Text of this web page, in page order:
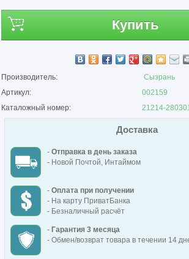
Купить
Производитель:
Сызрань
Артикул:
002159
Каталожный номер:
21214-
Доставка
- Отправка в день заказа
- Новой Почтой, Интаймом
- Оплата при получении
- На карту ПриватБанка
- Безналичный расчёт
- Гарантия 3 месяца
- Обмен/возврат товара в течении 14